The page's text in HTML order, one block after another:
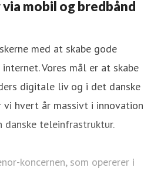
mobil og bredbånd
med at skabe gode
Vores mål er at skabe
digitale liv og i det danske
vi hvert år massivt i innovation
danske teleinfrastruktur.
koncernen, som opererer i